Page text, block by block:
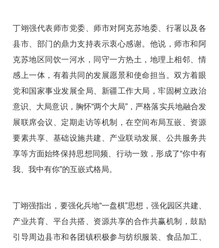
丁翊强代表师市党委、师市对阿克苏地委、行署以及各
县市、部门的鼎力支持表示衷心感谢。他说，师市和阿
克苏地区同饮一河水，同守一方热土，地理上相邻、情
感上一体，有着共同的发展愿景和使命担当。双方着眼
党和国家事业发展全局、新疆工作大局，牢固树立政治
意识、大局意识，胸怀“两个大局”，严格落实兵地融合发
展联席会议、定期走访等机制，在空间布局互嵌、资源
要素共享、基础设施共建、产业联动发展、公共服务共
享等方面始终保持思想同频、行动一致，形成了“你中有
我、我中有你”的互嵌式格局。
丁翊强指出，要强化兵地“一盘棋”思想，强化园区共建、
产业共育、平台共搭、资源共享的合作共赢机制，鼓励
引导周边县市和各团镇积极参与纺织服装、食品加工、